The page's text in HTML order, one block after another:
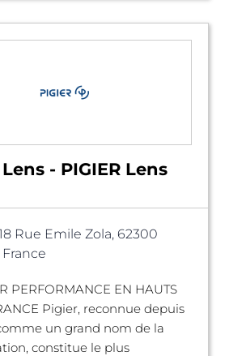
Lens - PIGIER Lens
Rue Emile Zola, 62300
France
PERFORMANCE EN HAUTS
Pigier, reconnue depuis
un grand nom de la
constitue le plus